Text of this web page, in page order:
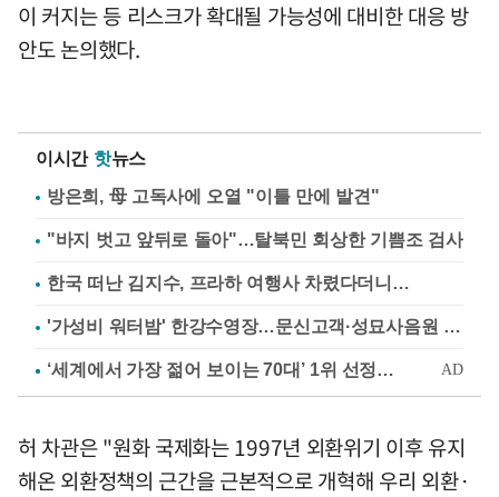
이 커지는 등 리스크가 확대될 가능성에 대비한 대응 방
안도 논의했다.
이시간 핫뉴스
방은희, 母 고독사에 오열 "이틀 만에 발견"
"바지 벗고 앞뒤로 돌아"…탈북민 회상한 기쁨조 검사
한국 떠난 김지수, 프라하 여행사 차렸다더니…
'가성비 워터밤' 한강수영장…문신고객·성묘사음원 민원
허 차관은 "원화 국제화는 1997년 외환위기 이후 유지
해온 외환정책의 근간을 근본적으로 개혁해 우리 외환·